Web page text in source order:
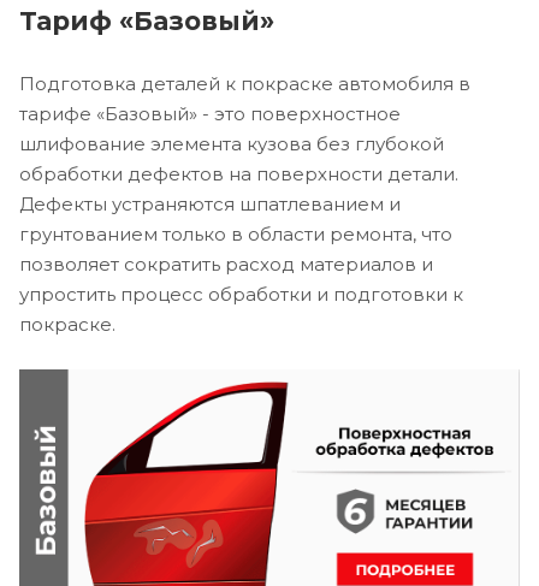
Тариф «Базовый»
Подготовка деталей к покраске автомобиля в
тарифе «Базовый» - это поверхностное
шлифование элемента кузова без глубокой
обработки дефектов на поверхности детали.
Дефекты устраняются шпатлеванием и
грунтованием только в области ремонта, что
позволяет сократить расход материалов и
упростить процесс обработки и подготовки к
покраске.